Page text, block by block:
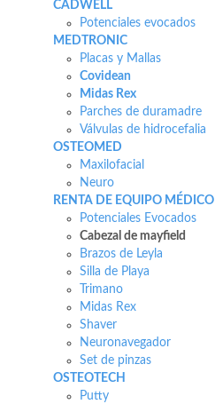
CADWELL
Potenciales evocados
MEDTRONIC
Placas y Mallas
Covidean
Midas Rex
Parches de duramadre
Válvulas de hidrocefalia
OSTEOMED
Maxilofacial
Neuro
RENTA DE EQUIPO MÉDICO
Potenciales Evocados
Cabezal de mayfield
Brazos de Leyla
Silla de Playa
Trimano
Midas Rex
Shaver
Neuronavegador
Set de pinzas
OSTEOTECH
Putty